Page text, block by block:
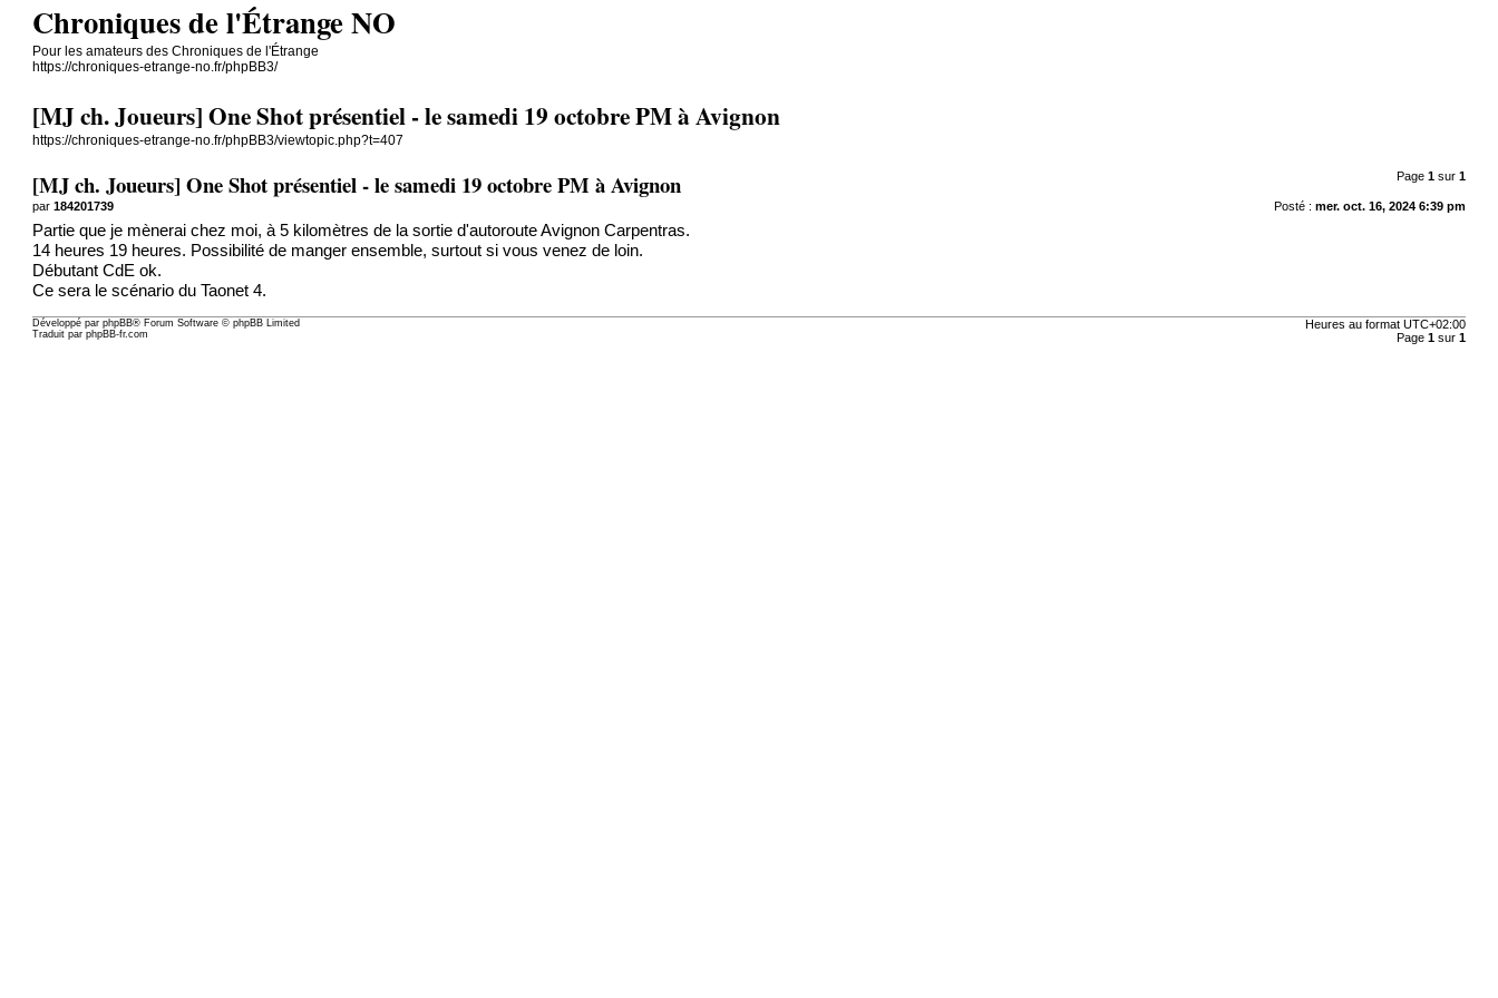
Chroniques de l'Étrange NO
Pour les amateurs des Chroniques de l'Étrange
https://chroniques-etrange-no.fr/phpBB3/
[MJ ch. Joueurs] One Shot présentiel - le samedi 19 octobre PM à Avignon
https://chroniques-etrange-no.fr/phpBB3/viewtopic.php?t=407
Page 1sur 1
[MJ ch. Joueurs] One Shot présentiel - le samedi 19 octobre PM à Avignon
Posté : mer. oct. 16, 2024 6:39 pm
par184201739
Partie que je mènerai chez moi, à 5 kilomètres de la sortie d'autoroute Avignon Carpentras.
14 heures 19 heures. Possibilité de manger ensemble, surtout si vous venez de loin.
Débutant CdE ok.
Ce sera le scénario du Taonet 4.
Heures au format UTC+02:00
Page 1sur 1
Développé parphpBB® Forum Software © phpBB Limited
Traduit parphpBB-fr.com